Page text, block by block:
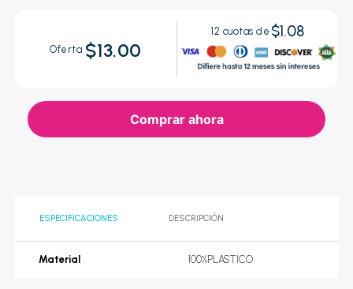
Oferta $13.00
12 cuotas de $1.08
Comprar ahora
ESPECIFICACIONES DESCRIPCIÓN
Material 100%PLASTICO